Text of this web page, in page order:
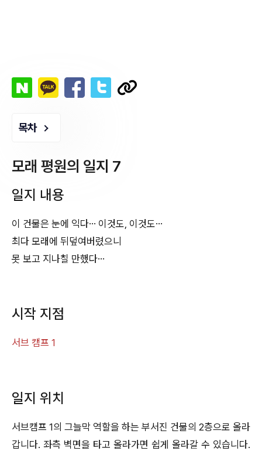
목차
모래 평원의 일지 7
일지 내용
이 건물은 눈에 익다… 이것도, 이것도…
최다 모래에 뒤덮여버렸으니
못 보고 지나칠 만했다…
시작 지점
서브 캠프 1
일지 위치
서브캠프 1의 그늘막 역할을 하는 부서진 건물의 2층으로 올라
갑니다. 좌측 벽면을 타고 올라가면 쉽게 올라갈 수 있습니다.